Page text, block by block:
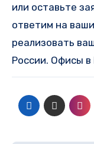
или оставьте
ответим на
реализовать
России. Офисы